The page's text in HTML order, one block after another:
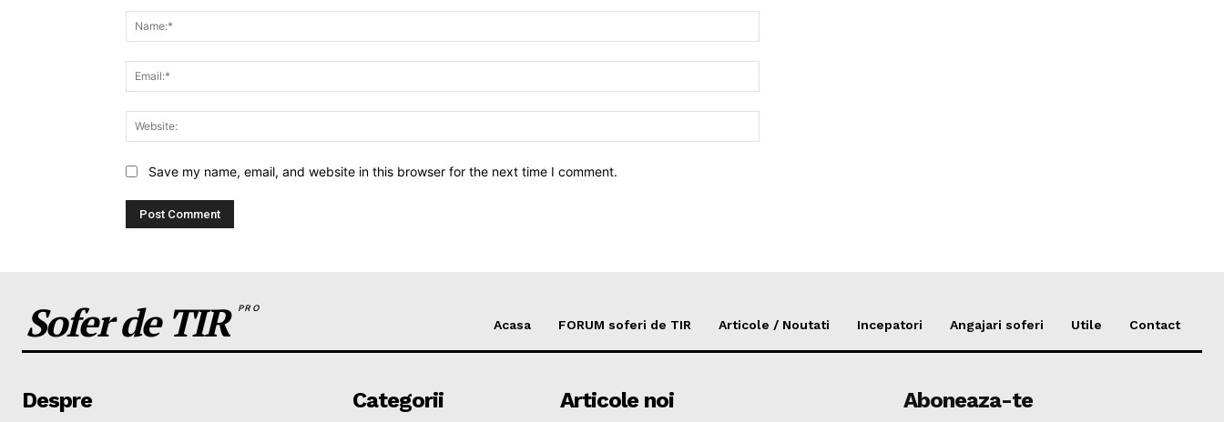
Save my name, email, and website in this browser for the next time I comment.
Sofer de TIRPRO
Acasa FORUM soferi de TIR Articole / Noutati Incepatori Angajari soferi Utile Contact
Despre Categorii Articole noi Aboneaza-te